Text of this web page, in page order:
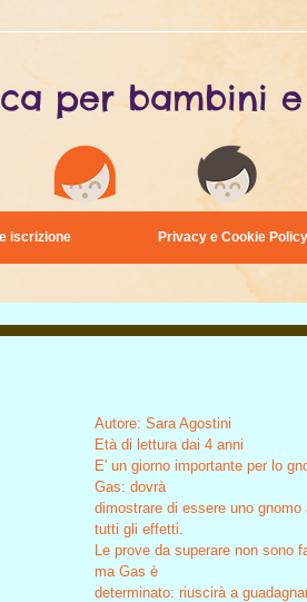
per bambini
iscrizione Privacy e Cookie Policy
Autore: Sara Agostini
Età di lettura dai 4 anni
E' un giorno importante per lo
Gas: dovrà
dimostrare di essere uno gnomo
tutti gli effetti.
Le prove da superare non sono
ma Gas è
determinato: riuscirà a